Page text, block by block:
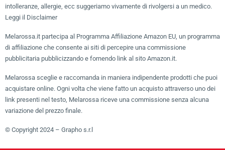
intolleranze, allergie, ecc suggeriamo vivamente di rivolgersi a un medico.
Leggi il Disclaimer
Melarossa.it partecipa al Programma Affiliazione Amazon EU, un programma
di affiliazione che consente ai siti di percepire una commissione
pubblicitaria pubblicizzando e fornendo link al sito Amazon.it.
Melarossa sceglie e raccomanda in maniera indipendente prodotti che puoi
acquistare online. Ogni volta che viene fatto un acquisto attraverso uno dei
link presenti nel testo, Melarossa riceve una commissione senza alcuna
variazione del prezzo finale.
© Copyright 2024 – Grapho s.r.l